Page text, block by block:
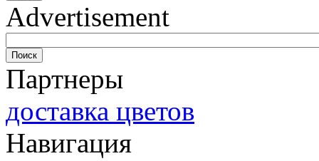
Advertisement
Партнеры
доставка цветов
Навигация